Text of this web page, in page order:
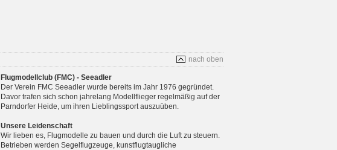
nach oben
Flugmodellclub (FMC) - Seeadler
Der Verein FMC Seeadler wurde bereits im Jahr 1976 gegründet.
Davor trafen sich schon jahrelang Modellflieger regelmäßig auf der
Parndorfer Heide, um ihren Lieblingssport auszuüben.
Unsere Leidenschaft
Wir lieben es, Flugmodelle zu bauen und durch die Luft zu steuern.
Betrieben werden Segelflugzeuge, kunstflugtaugliche